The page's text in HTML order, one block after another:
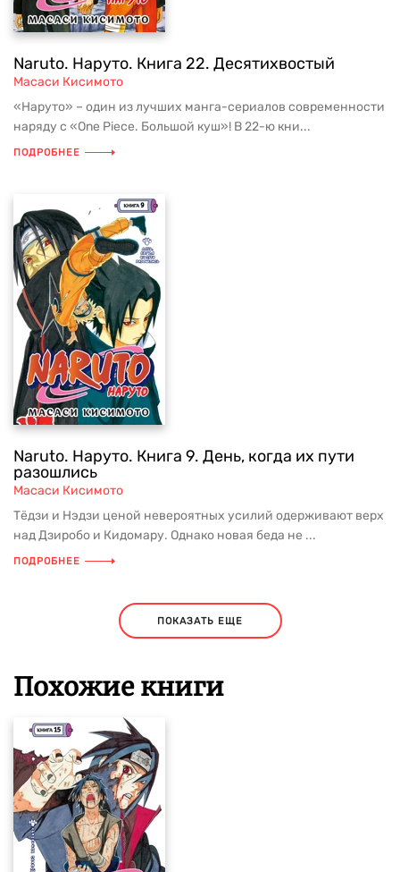
Naruto. Наруто. Книга 22. Десятихвостый
Масаси Кисимото
«Наруто» – один из лучших манга-сериалов современности
наряду с «One Piece. Большой куш»! В 22-ю кни...
ПОДРОБНЕЕ
Naruto. Наруто. Книга 9. День, когда их пути
разошлись
Масаси Кисимото
Тёдзи и Нэдзи ценой невероятных усилий одерживают верх
над Дзиробо и Кидомару. Однако новая беда не ...
ПОДРОБНЕЕ
ПОКАЗАТЬ ЕЩЕ
Похожие книги